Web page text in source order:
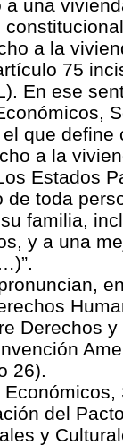
una
a la
75
En ese
que define
a la
Estados
de toda
familia,
y a una
Derechos
26).
del
y